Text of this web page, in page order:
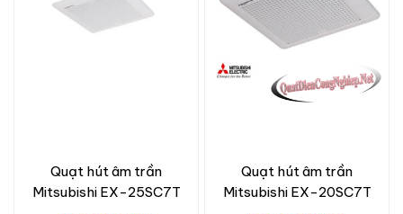
Quạt hút âm trần
Mitsubishi EX-25SC7T
Quạt hút âm trần
Mitsubishi EX-20SC7T